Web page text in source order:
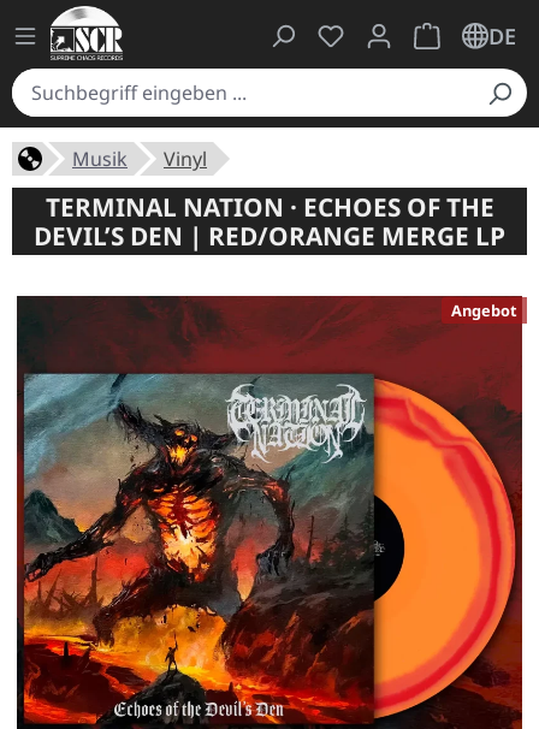
Du hast 0 Produkte
Warenkorb
DE
Musik Vinyl
TERMINAL NATION · ECHOES OF THE
DEVIL’S DEN | RED/ORANGE MERGE LP
Angebot